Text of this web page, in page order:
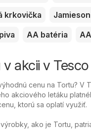
krkovička
Jamieson
AA batéria
v akcii v
cenu na Tortu? V
akciového letáku
ktorú sa oplatí využiť.
ako je Tortu,